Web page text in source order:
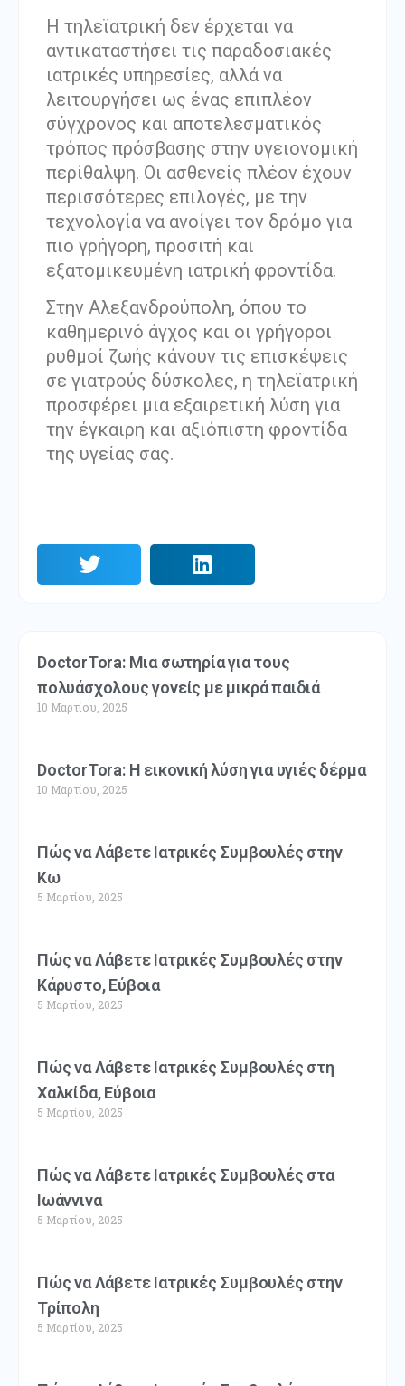
Η τηλεϊατρική δεν έρχεται να
αντικαταστήσει τις παραδοσιακές
ιατρικές υπηρεσίες, αλλά να
λειτουργήσει ως ένας επιπλέον
σύγχρονος και αποτελεσματικός
τρόπος πρόσβασης στην υγειονομική
περίθαλψη. Οι ασθενείς πλέον έχουν
περισσότερες επιλογές, με την
τεχνολογία να ανοίγει τον δρόμο για
πιο γρήγορη, προσιτή και
εξατομικευμένη ιατρική φροντίδα.
Στην Αλεξανδρούπολη, όπου το
καθημερινό άγχος και οι γρήγοροι
ρυθμοί ζωής κάνουν τις επισκέψεις
σε γιατρούς δύσκολες, η τηλεϊατρική
προσφέρει μια εξαιρετική λύση για
την έγκαιρη και αξιόπιστη φροντίδα
της υγείας σας.
DoctorTora: Μια σωτηρία για τους
πολυάσχολους γονείς με μικρά παιδιά
10 Μαρτίου, 2025
DoctorTora: Η εικονική λύση για υγιές δέρμα
10 Μαρτίου, 2025
Πώς να Λάβετε Ιατρικές Συμβουλές στην
Κω
5 Μαρτίου, 2025
Πώς να Λάβετε Ιατρικές Συμβουλές στην
Κάρυστο, Εύβοια
5 Μαρτίου, 2025
Πώς να Λάβετε Ιατρικές Συμβουλές στη
Χαλκίδα, Εύβοια
5 Μαρτίου, 2025
Πώς να Λάβετε Ιατρικές Συμβουλές στα
Ιωάννινα
5 Μαρτίου, 2025
Πώς να Λάβετε Ιατρικές Συμβουλές στην
Τρίπολη
5 Μαρτίου, 2025